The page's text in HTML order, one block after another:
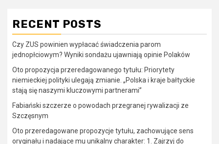
RECENT POSTS
Czy ZUS powinien wypłacać świadczenia parom
jednopłciowym? Wyniki sondażu ujawniają opinie Polaków
Oto propozycja przeredagowanego tytułu: Priorytety
niemieckiej polityki ulegają zmianie. „Polska i kraje bałtyckie
stają się naszymi kluczowymi partnerami”
Fabiański szczerze o powodach przegranej rywalizacji ze
Szczęsnym
Oto przeredagowane propozycje tytułu, zachowujące sens
oryginału i nadające mu unikalny charakter: 1. Zajrzyj do